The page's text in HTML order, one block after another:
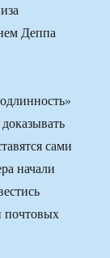
Деппа
сами
начали
почтовых